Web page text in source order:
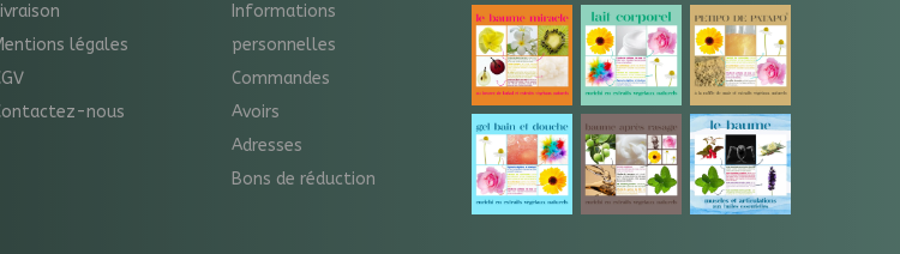
légales
nous
Informations
personnelles
Commandes
Avoirs
Adresses
Bons de réduction